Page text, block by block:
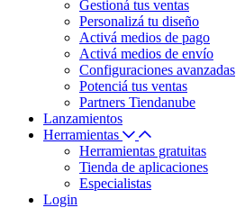
Gestioná tus ventas
Personalizá tu diseño
Activá medios de pago
Activá medios de envío
Configuraciones avanzadas
Potenciá tus ventas
Partners Tiendanube
Lanzamientos
Herramientas
Herramientas gratuitas
Tienda de aplicaciones
Especialistas
Login